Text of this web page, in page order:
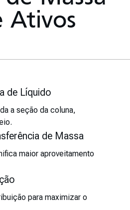
Ativos
de Líquido
a seção da coluna,
de Massa
maior aproveitamento
para maximizar o